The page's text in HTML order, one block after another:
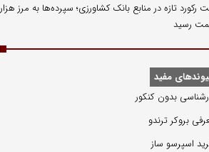
رکورد تازه در منابع بانک کشاورزی؛ سپرده‌ها به مرز هزار
رسید
مفید
بدون كنكور
بروكر ترندو
اسپرسو ساز